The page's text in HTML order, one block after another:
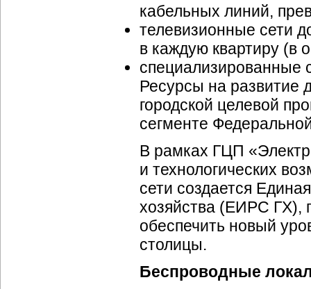
кабельных линий,
телевизионные сети
в каждую квартиру (в
специализированные
Ресурсы на развитие
городской целевой
сегменте
В рамках ГЦП
и технологических
сети создается
хозяйства (ЕИРС ГХ),
обеспечить новый
столицы.
Беспроводные